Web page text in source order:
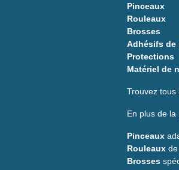
Pinceaux
Rouleaux
Brosses
Adhésifs de
Protections
Matériel de
Trouvez tous
En plus de la
Pinceaux
Rouleaux
Brosses